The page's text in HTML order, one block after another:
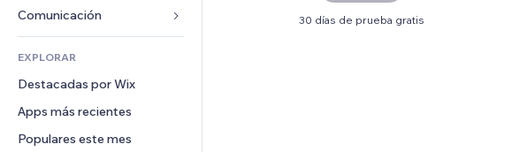
Anuncios del sitio
Email
Contabilidad
Cupones y fidelización
Almacenamiento de mercancía
Restaurantes
Inmobiliarias
Reservas
Música
Pódcast
Fotografía
Video
PDF
Compartir archivos
Mapas y navegación
Privacidad y seguridad
Reloj
Plantillas para páginas
Efectos de imágenes
Botones y menús
Formularios
Encuestas
Chat
Comentarios
EXPLORAR
Destacadas por Wix
Apps más recientes
Populares este mes
30 días de prueba gratis